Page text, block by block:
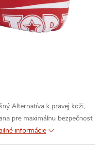
Alternatíva k pravej koži,
pre maximálnu bezpečnosť
informácie